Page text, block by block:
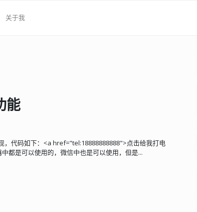
关于我
能
，代码如下：<a href="tel:18888888888">点击给我打电
都是可以使用的，微信中也是可以使用，但是...